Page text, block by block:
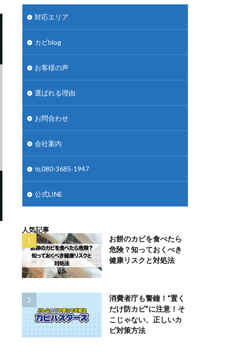
対応エリア
カビblog
お客様の声
選ばれる理由
お問合わせ
会社案内
℡080-3685-1947
公式LINE
人気記事
お餅のカビを食べたら
危険？知っておくべき
健康リスクと対処法
消費者庁も警鐘！“置く
だけ防カビ”に注意！そ
こじゃない、正しいカ
ビ対策方法